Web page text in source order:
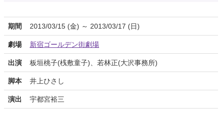
期間 2013/03/15 (金) ～ 2013/03/17 (日)
劇場 新宿ゴールデン街劇場
出演 板垣桃子(桟敷童子)、若林正(大沢事務所)
脚本 井上ひさし
演出 宇都宮裕三